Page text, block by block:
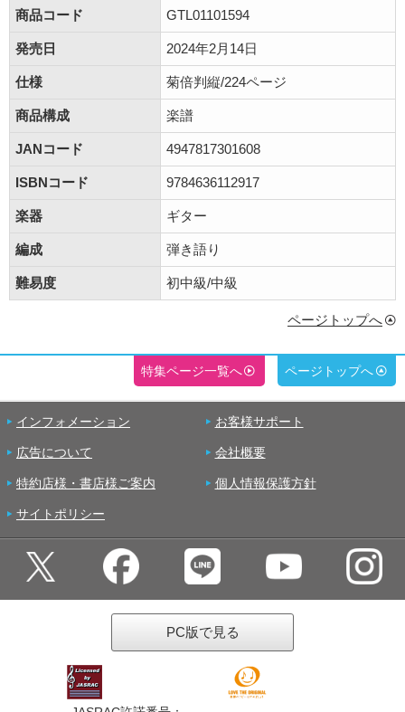
商品コード
GTL01101594
発売日 2024年2月14日
仕様 菊倍判縦/224ページ
商品構成 楽譜
JANコード 4947817301608
ISBNコード 9784636112917
楽器 ギター
編成 弾き語り
難易度 初中級/中級
ページトップへ
特集ページ一覧へ ページトップへ
インフォメーション お客様サポート
広告について 会社概要
特約店様・書店様ご案内 個人情報保護方針
サイトポリシー
PC版で見る